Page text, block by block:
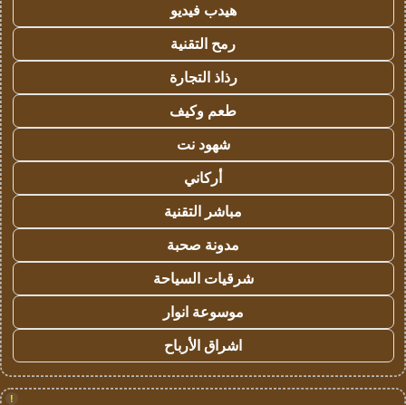
هيدب فيديو
رمح التقنية
رذاذ التجارة
طعم وكيف
شهود نت
أركاني
مباشر التقنية
مدونة صحبة
شرقيات السياحة
موسوعة انوار
اشراق الأرباح
!